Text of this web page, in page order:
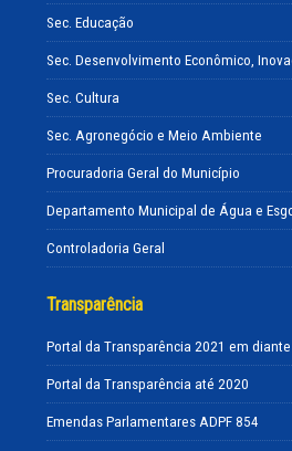
Sec. Educação
Sec. Desenvolvimento Econômico,
Sec. Cultura
Sec. Agronegócio e Meio Ambiente
Procuradoria Geral do Município
Departamento Municipal de Água e
Controladoria Geral
Transparência
Portal da Transparência 2021 em diante
Portal da Transparência até 2020
Emendas Parlamentares ADPF 854